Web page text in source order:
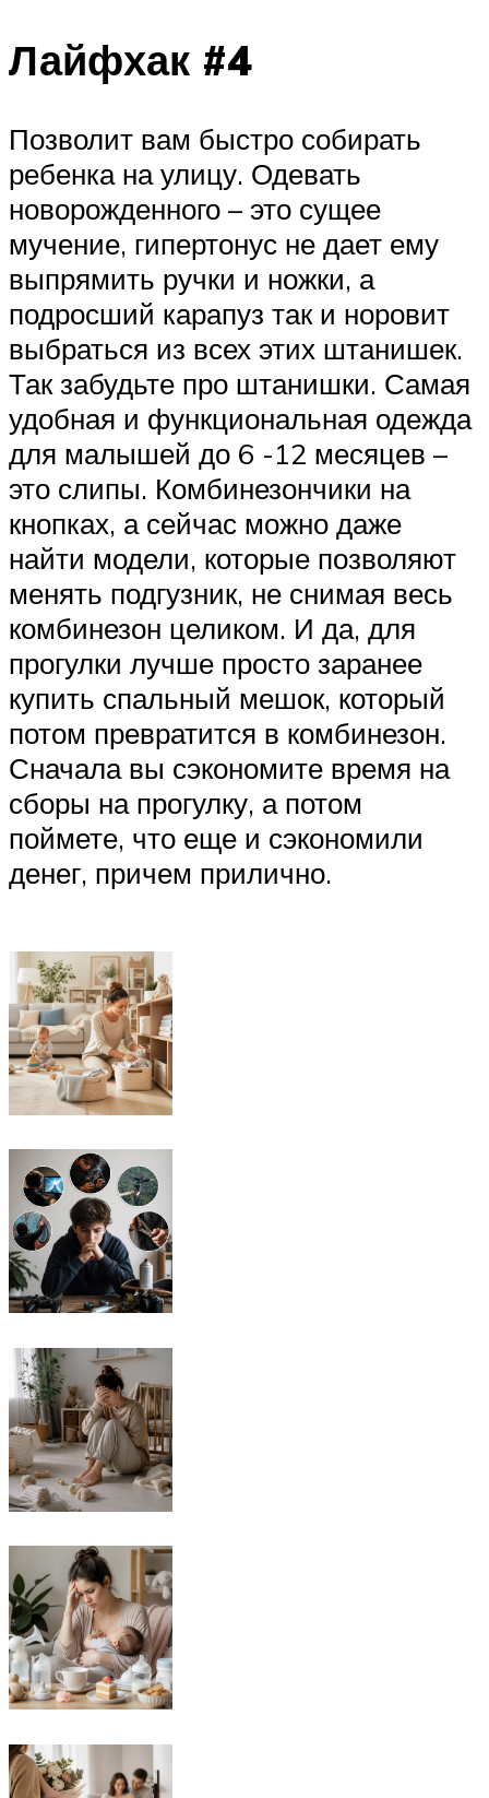
Лайфхак #4
Позволит вам быстро собирать
ребенка на улицу. Одевать
новорожденного – это сущее
мучение, гипертонус не дает ему
выпрямить ручки и ножки, а
подросший карапуз так и норовит
выбраться из всех этих штанишек.
Так забудьте про штанишки. Самая
удобная и функциональная одежда
для малышей до 6 -12 месяцев –
это слипы. Комбинезончики на
кнопках, а сейчас можно даже
найти модели, которые позволяют
менять подгузник, не снимая весь
комбинезон целиком. И да, для
прогулки лучше просто заранее
купить спальный мешок, который
потом превратится в комбинезон.
Сначала вы сэкономите время на
сборы на прогулку, а потом
поймете, что еще и сэкономили
денег, причем прилично.